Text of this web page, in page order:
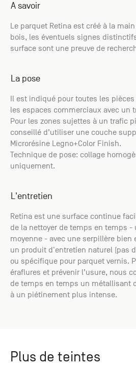
A savoir
Le parquet Retina est créé à la
bois, les éventuels signes
surface sont une preuve de
La pose
Il est indiqué pour toutes les
les espaces commerciaux avec un
Pour les zones sujettes à un trafic
conseillé d’utiliser une couche
Microrésine Legno+Color Finish.
Technique de pose: collage
uniquement.
L'entretien
Retina est une surface continue
de la nettoyer de temps en temps -
moyenne - avec une serpillère bien
un produit d'entretien naturel (pas
ou spécifique pour parquet vernis.
éraflures et prévenir l’usure, nous
de temps en temps un métallisant
à un piétinement plus intense.
Plus de teintes